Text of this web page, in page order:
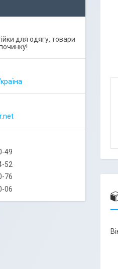
для одягу, товари
49
52
76
06